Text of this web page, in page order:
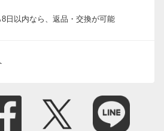
日以内なら、返品・交換が可能